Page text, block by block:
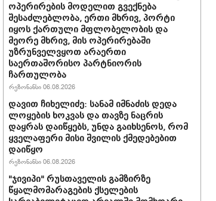
ოპერირების მოდელით გვექნება
შესაძლებლობა, ერთი მხრივ, პორტი
იყოს ქართული მფლობელობის და
მეორე მხრივ, მის ოპერირებაში
უზრუნველვყოთ არაერთი
საერთაშორისო პარტნიორის
ჩართულობა
რეზონანსი 06.08.2026
დავით ჩიხელიძე: სანამ იმნაძის დედა
ლოყების ხოკვას და თავზე ნაცრის
დაყრას დაიწყებს, უნდა გაიხსენოს, რომ
ყველაფერი მისი შვილის ქმედებებით
დაიწყო
რეზონანსი 06.08.2026
"ჯივიპი" რუსთაველის გამზირზე
წყალმომარაგების ქსელების